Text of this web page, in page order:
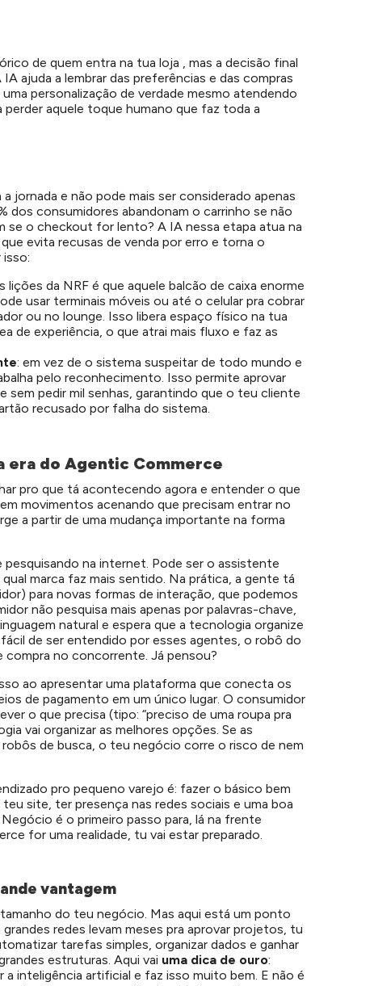
de quem entra na tua loja , mas a decisão final
ajuda a lembrar das preferências e das compras
personalização de verdade mesmo atendendo
aquele toque humano que faz toda a
jornada e não pode mais ser considerado apenas
dos consumidores abandonam o carrinho se não
se o checkout for lento? A IA nessa etapa atua na
evita recusas de venda por erro e torna o
lições da NRF é que aquele balcão de caixa enorme
usar terminais móveis ou até o celular pra cobrar
ou no lounge. Isso libera espaço físico na tua
de experiência, o que atrai mais fluxo e faz as
: em vez de o sistema suspeitar de todo mundo e
pelo reconhecimento. Isso permite aprovar
sem pedir mil senhas, garantindo que o teu cliente
recusado por falha do sistema.
era do Agentic Commerce
pro que tá acontecendo agora e entender o que
movimentos acenando que precisam entrar no
a partir de uma mudança importante na forma
na internet. Pode ser o assistente
marca faz mais sentido. Na prática, a gente tá
para novas formas de interação, que podemos
não pesquisa mais apenas por palavras-chave,
natural e espera que a tecnologia organize
de ser entendido por esses agentes, o robô do
no concorrente. Já pensou?
ao apresentar uma plataforma que conecta os
de pagamento em um único lugar. O consumidor
o que precisa (tipo: “preciso de uma roupa pra
vai organizar as melhores opções. Se as
de busca, o teu negócio corre o risco de nem
pro pequeno varejo é: fazer o básico bem
site, ter presença nas redes sociais e uma boa
é o primeiro passo para, lá na frente
for uma realidade, tu vai estar preparado.
vantagem
do teu negócio. Mas aqui está um ponto
redes levam meses pra aprovar projetos, tu
tarefas simples, organizar dados e ganhar
estruturas. Aqui vai uma dica de ouro:
inteligência artificial e faz isso muito bem. E não é